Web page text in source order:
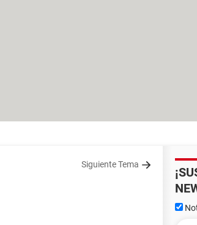
Siguiente Tema